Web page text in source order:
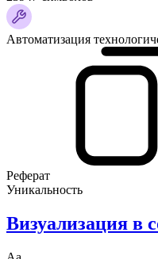
Автоматизация
Реферат
Уникальность
Визуализация